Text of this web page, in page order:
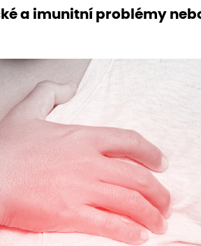
a imunitní problémy